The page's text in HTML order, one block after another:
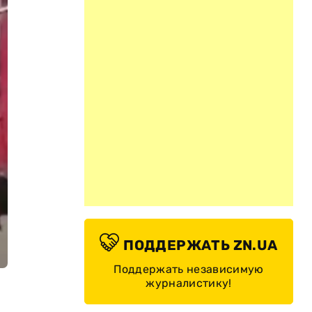
ПОДДЕРЖАТЬ ZN.UA
Поддержать независимую
журналистику!